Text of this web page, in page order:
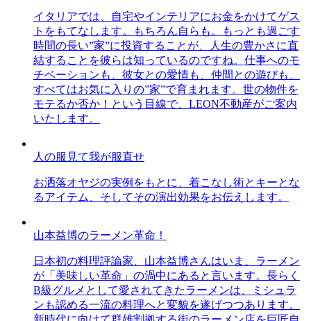
イタリアでは、自宅やインテリアにお金をかけてゲス
トをもてなします。もちろん自らも。もっとも過ごす
時間の長い”家”に投資することが、人生の豊かさに直
結することを彼らは知っているのですね。仕事へのモ
チベーションも、彼女との愛情も、仲間との遊びも、
すべてはお気に入りの”家”で育まれます。世の物件を
モテるか否か！という目線で、LEON不動産がご案内
いたします。
人の服見て我が服直せ
お洒落オヤジの実例をもとに、着こなし術とキーとな
るアイテム、そしてその演出効果をお伝えします。
山本益博のラーメン革命！
日本初の料理評論家、山本益博さんはいま、ラーメン
が「美味しい革命」の渦中にあると言います。長らく
B級グルメとして愛されてきたラーメンは、ミシュラ
ンも認める一流の料理へと変貌を遂げつつあります。